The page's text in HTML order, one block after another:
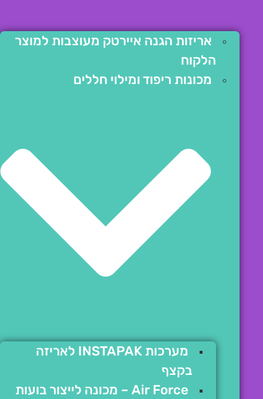
אריזות הגנה איירטק מעוצבות למוצר
הלקוח
מכונות ריפוד ומילוי חללים
מערכות INSTAPAK לאריזה
בקצף
Air Force – מכונה לייצור בועות